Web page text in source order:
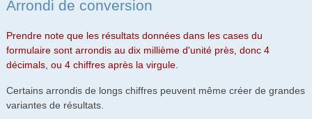
Arrondi de conversion
Prendre note que les résultats données dans les cases du
formulaire sont arrondis au dix millième d'unité près, donc 4
décimals, ou 4 chiffres après la virgule.
Certains arrondis de longs chiffres peuvent même créer de grandes
variantes de résultats.